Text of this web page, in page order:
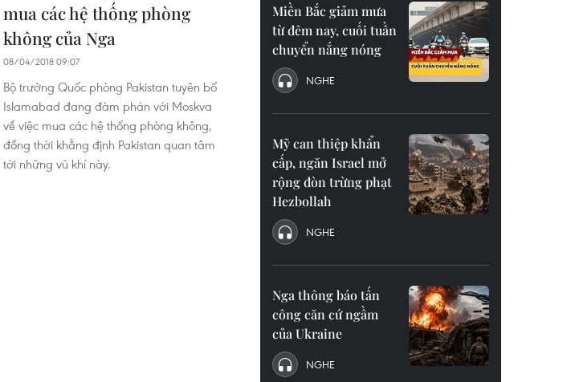
mua các hệ thống phòng
không của Nga
08/04/2018 09:07
Bộ trưởng Quốc phòng Pakistan tuyên bố
Islamabad đang đàm phán với Moskva
về việc mua các hệ thống phòng không,
đồng thời khẳng định Pakistan quan tâm
tới những vũ khí này.
Miền Bắc giảm mưa
từ đêm nay, cuối tuần
chuyển nắng nóng
NGHE
Mỹ can thiệp khẩn
cấp, ngăn Israel mở
rộng đòn trừng phạt
Hezbollah
NGHE
Nga thông báo tấn
công căn cứ ngầm
của Ukraine
NGHE